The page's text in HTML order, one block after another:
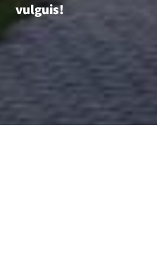
vulguis!